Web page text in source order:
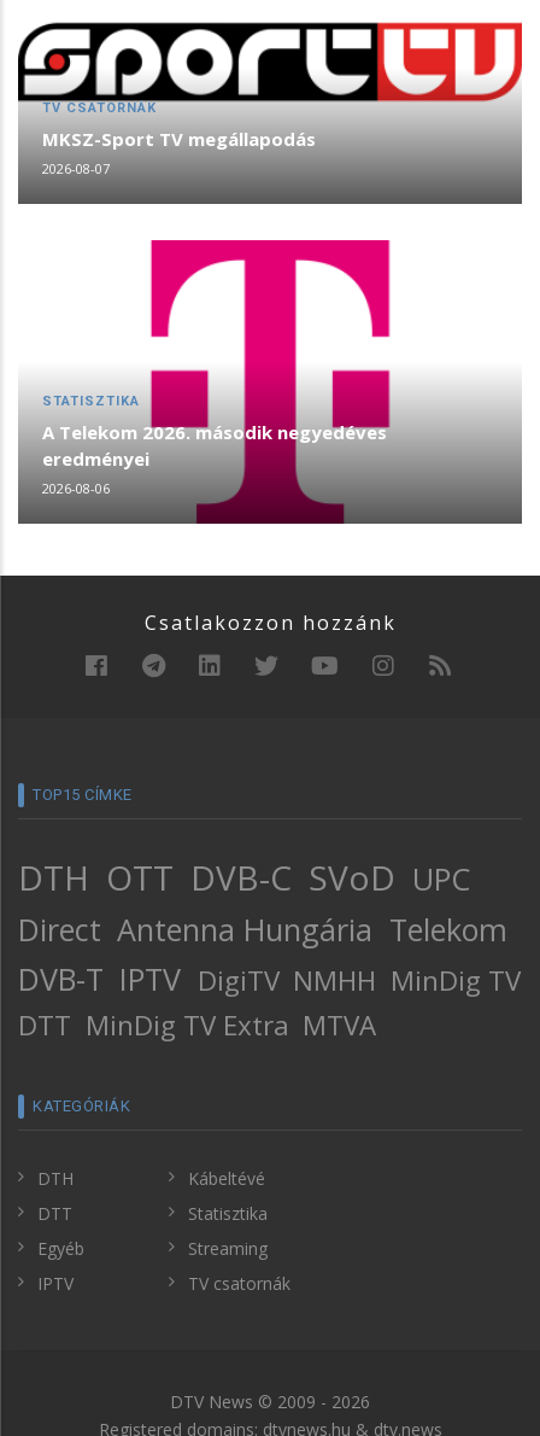
TV CSATORNÁK
MKSZ-Sport TV megállapodás
2026-08-07
STATISZTIKA
A Telekom 2026. második negyedéves
eredményei
2026-08-06
Csatlakozzon hozzánk
TOP15 CÍMKE
DTH OTT DVB-C SVoD UPC
Direct Antenna Hungária Telekom
DVB-T IPTV DigiTV NMHH MinDig TV
DTT MinDig TV Extra MTVA
KATEGÓRIÁK
DTH
DTT
Egyéb
IPTV
Kábeltévé
Statisztika
Streaming
TV csatornák
DTV News © 2009 - 2026
Registered domains: dtvnews.hu & dtv.news